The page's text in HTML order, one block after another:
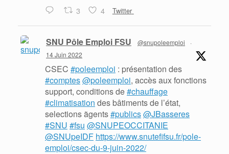
3 4 Twitter
SNU Pôle Emploi FSU @snupoleemploi
·
14 Juin 2022
CSEC #poleemploi : présentation des
#comptes@poleemploi, accès aux fonctions
support, conditions de#chauffage
#climatisation des bâtiments de l’état,
selections ãgents#publics@JBasseres
#SNU #fsu @SNUPEOCCITANIE
@SNUpeIDF https://www.snutefifsu.fr/pole-
emploi/csec-du-9-juin-2022/